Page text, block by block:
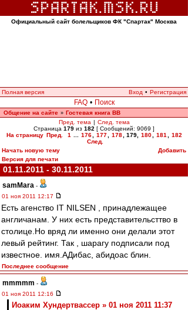
Официальный сайт болельщиков ФК "Спартак" Москва
Полная версия Вход • Регистрация
FAQ • Поиск
Общение на сайте » Гостевая книга ВВ
Пред. тема | След. тема
Страница 179 из 182 [ Сообщений: 9069 ]
На страницу Пред. 1 176 177 178 179, 180 181
182
След.
Начать новую тему
Добавить
Версия для печати
01.11.2011 - 30.11.2011
samMara -
01 ноя 2011 12:17
Есть агенство IT NILSEN , принадлежащее
англичанам. У них есть представительсттво в
столице.Но вряд ли именно они делали этот
левый рейтинг. Так , шарагу подписали под
известное. имя.АДибас, абидоас блин.
Последнее сообщение
mmmmm -
01 ноя 2011 12:16
Иоаким Хундертвассер » 01 ноя 2011 11:37